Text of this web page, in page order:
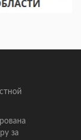
за